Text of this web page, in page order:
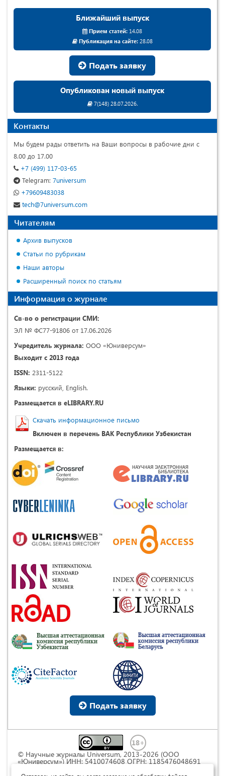
Ближайший выпуск
Прием статей: 14.08
Публикация на сайте:28.08
Подать заявку
Опубликован новый выпуск
7(148) 28.07.2026.
Контакты
Мы будем рады ответить на Ваши вопросы в рабочие дни с
8.00 до 17.00
+7 (499) 117-03-65
Telegram: 7universum
+79609483038
tech@7universum.com
Читателям
Архив выпусков
Статьи по рубрикам
Наши авторы
Расширенный поиск по статьям
Информация о журнале
Св-во о регистрации СМИ:
ЭЛ № ФС77-91806 от 17.06.2026
Учредитель журнала: ООО «Юниверсум»
Выходит с 2013 года
ISSN: 2311-5122
Языки: русский, English.
Размещается в eLIBRARY.RU
Скачать информационное письмо
Включен в перечень ВАК Республики Узбекистан
Размещается в:
Подать заявку
© Научные журналы Universum, 2013-2026 (ООО
«Юниверсум») ИНН: 5410074608 ОГРН: 1185476048691